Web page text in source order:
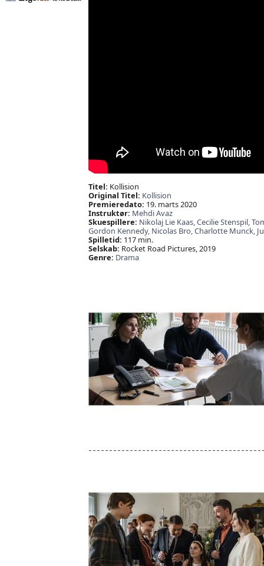
Titel: Kollision
Original Titel: Kollision
Premieredato: 19. marts 2020
Instruktør: Mehdi Avaz
Skuespillere: Nikolaj Lie Kaas,Cecilie Stenspil,
Gordon Kennedy, Nicolas Bro,Charlotte Munck,
Spilletid: 117 min.
Selskab: Rocket Road Pictures, 2019
Genre: Drama